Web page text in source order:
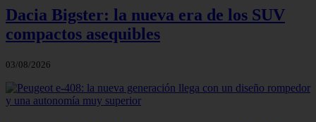
Dacia Bigster: la nueva era de los SUV
compactos asequibles
03/08/2026